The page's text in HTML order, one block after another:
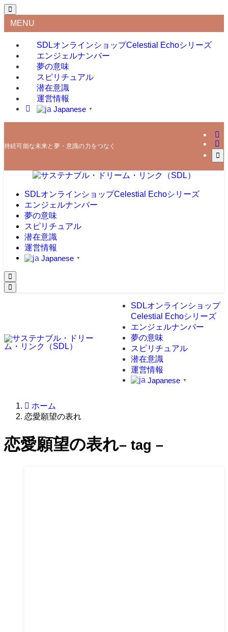
MENU
SDLオンラインショップCelestial Echoシリーズ
エンジェルナンバー
夢の意味
スピリチュアル
潜在意識
運営情報
Japanese
▼
持続可能な未来と夢・意識の力をつなぐ
SDLオンラインショップCelestial Echoシリーズ
エンジェルナンバー
夢の意味
スピリチュアル
潜在意識
運営情報
Japanese
▼
SDLオンラインショップ
Celestial Echoシリーズ
エンジェルナンバー
夢の意味
スピリチュアル
潜在意識
運営情報
Japanese
▼
ホーム
恋愛願望の表れ
恋愛願望の表れ– tag –